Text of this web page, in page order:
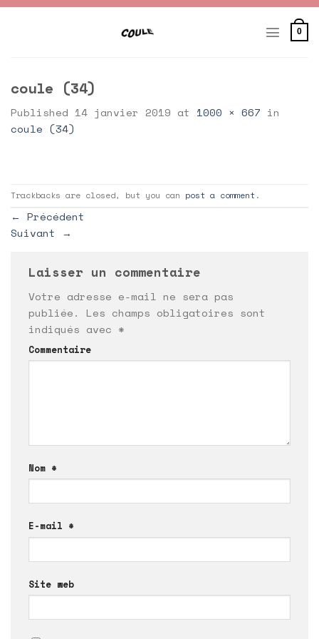
0
coule (34)
Published 14 janvier 2019 at 1000 × 667 in
coule (34)
Trackbacks are closed, but you can post a comment.
← Précédent
Suivant →
Laisser un commentaire
Votre adresse e-mail ne sera pas
publiée.
Les champs obligatoires sont
indiqués avec *
Commentaire
Nom *
E-mail *
Site web